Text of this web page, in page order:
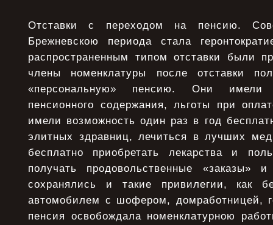
Отставки с переходом на пенсию.
Брежневскою периода стала
распространенным типом отставки были
члены номенклатуры после отставки
«персональную» пенсию. Они имели
пенсионного содержания, льготы при
имели возможность один раз в год
элитных здравниц, лечиться в лучших
бесплатно приобретать лекарства и
получать продовольственные «заказы»
сохранялись и такие привилегии, как
автомобилем с шофером, домработницей,
пенсия освобождала номенклатурною